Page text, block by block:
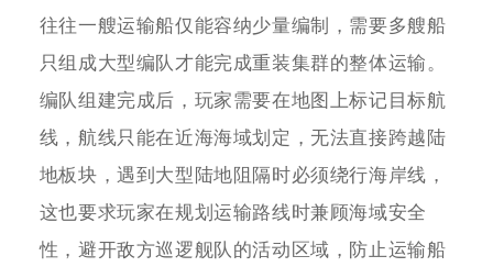
往往一艘运输船仅能容纳少量编制，需要多艘船
只组成大型编队才能完成重装集群的整体运输。
编队组建完成后，玩家需要在地图上标记目标航
线，航线只能在近海海域划定，无法直接跨越陆
地板块，遇到大型陆地阻隔时必须绕行海岸线，
这也要求玩家在规划运输路线时兼顾海域安全
性，避开敌方巡逻舰队的活动区域，防止运输船